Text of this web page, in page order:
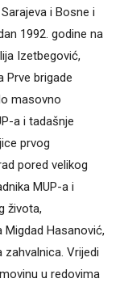
i Bosne i
1992. godine na
Izetbegović,
Prve brigade
masovno
a i tadašnje
prvog
pored velikog
MUP-a i
života,
Hasanović,
Vrijedi
u redovima